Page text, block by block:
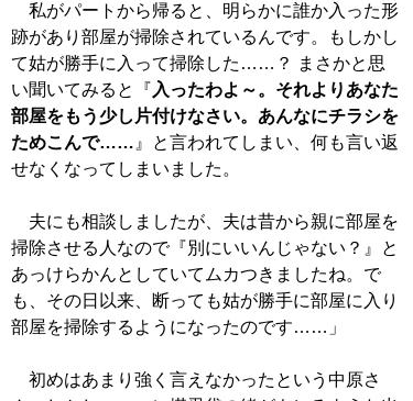
私がパートから帰ると、明らかに誰か入った形
跡があり部屋が掃除されているんです。もしかし
て姑が勝手に入って掃除した……？ まさかと思
い聞いてみると『入ったわよ～。それよりあなた
部屋をもう少し片付けなさい。あんなにチラシを
ためこんで……』と言われてしまい、何も言い返
せなくなってしまいました。
夫にも相談しましたが、夫は昔から親に部屋を
掃除させる人なので『別にいいんじゃない？』と
あっけらかんとしていてムカつきましたね。で
も、その日以来、断っても姑が勝手に部屋に入り
部屋を掃除するようになったのです……」
初めはあまり強く言えなかったという中原さ